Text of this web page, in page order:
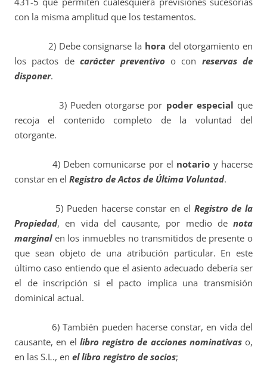
con la misma amplitud que los testamentos.
2) Debe consignarse la hora del otorgamiento en
los pactos decarácter preventivo o con reservas de
disponer.
3) Pueden otorgarse por poder especial que
recoja el contenido completo de la voluntad del
otorgante.
4) Deben comunicarse por el notario y hacerse
constar en el Registro de Actos de Última Voluntad.
5) Pueden hacerse constar en el Registro de la
Propiedad, en vida del causante, por medio de nota
marginalen los inmuebles no transmitidos de presente o
que sean objeto de una atribución particular. En este
último caso entiendo que el asiento adecuado debería ser
el de inscripción si el pacto implica una transmisión
dominical actual.
6) También pueden hacerse constar, en vida del
causante, en el libro registro de acciones nominativaso,
en las S.L., en el libro registro de socios;